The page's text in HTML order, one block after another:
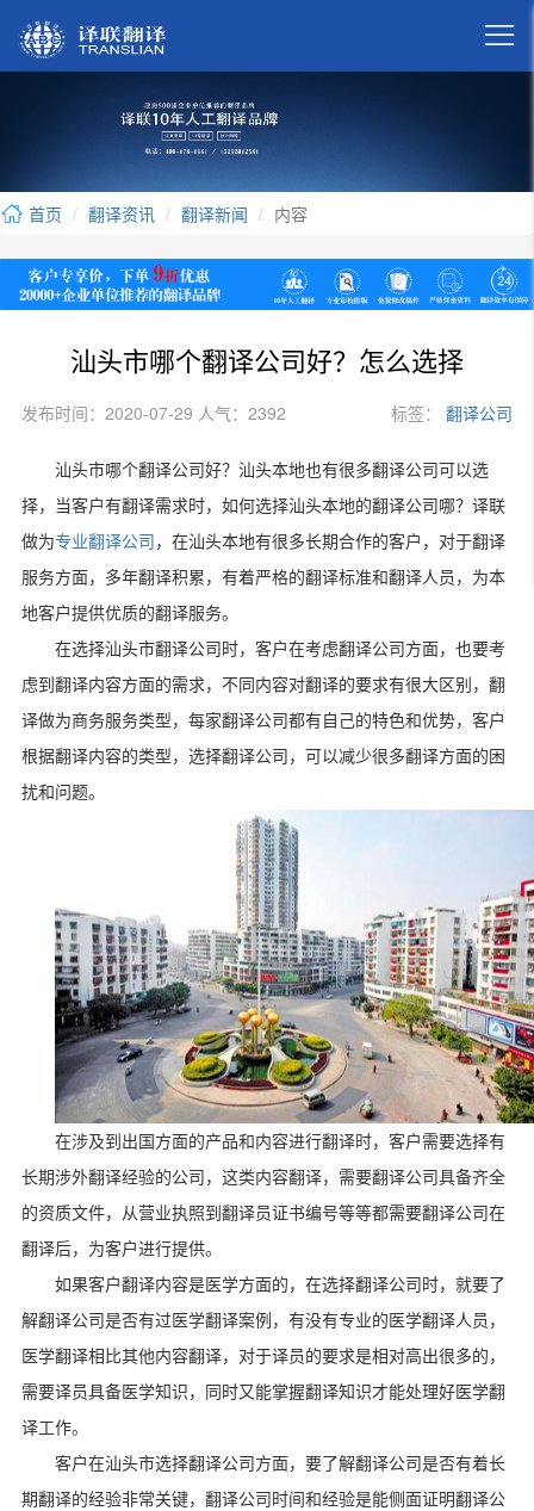

首页 翻译资讯 翻译新闻 内容
汕头市哪个翻译公司好？怎么选择
发布时间：2020-07-29 人气：2392 标签： 翻译公司
汕头市哪个翻译公司好？汕头本地也有很多翻译公司可以选
择，当客户有翻译需求时，如何选择汕头本地的翻译公司哪？译联
做为专业翻译公司 ，在汕头本地有很多长期合作的客户，对于翻译
服务方面，多年翻译积累，有着严格的翻译标准和翻译人员，为本
地客户提供优质的翻译服务。
在选择汕头市翻译公司时，客户在考虑翻译公司方面，也要考
虑到翻译内容方面的需求，不同内容对翻译的要求有很大区别，翻
译做为商务服务类型，每家翻译公司都有自己的特色和优势，客户
根据翻译内容的类型，选择翻译公司，可以减少很多翻译方面的困
扰和问题。
在涉及到出国方面的产品和内容进行翻译时，客户需要选择有
长期涉外翻译经验的公司，这类内容翻译，需要翻译公司具备齐全
的资质文件，从营业执照到翻译员证书编号等等都需要翻译公司在
翻译后，为客户进行提供。
如果客户翻译内容是医学方面的，在选择翻译公司时，就要了
解翻译公司是否有过医学翻译案例，有没有专业的医学翻译人员，
医学翻译相比其他内容翻译，对于译员的要求是相对高出很多的，
需要译员具备医学知识，同时又能掌握翻译知识才能处理好医学翻
译工作。
客户在汕头市选择翻译公司方面，要了解翻译公司是否有着长
期翻译的经验非常关键，翻译公司时间和经验是能侧面证明翻译公